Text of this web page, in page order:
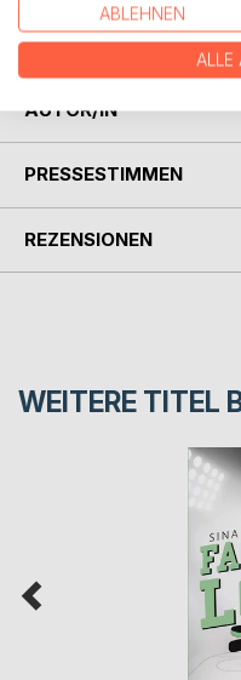
an die Kraft, die in uns
Muster in unseren Leben
AUTOR/IN
PRESSESTIMMEN
REZENSIONEN
WEITERE TITEL
ABLEHNEN
ALLE